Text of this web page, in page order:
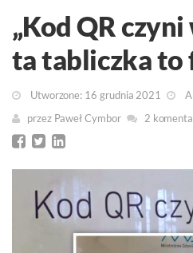
„Kod QR
ta tabliczka to
Utworzone: 16 grudnia 2021
przez Paweł Cymbor 2